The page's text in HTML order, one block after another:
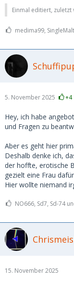
Einmal editiert, zuletzt
medima99,
5. November 2025 +4
Hey, ich habe
und Fragen zu
Aber es geht hier
Deshalb denke ich,
der hoffte, erotische
gezielt eine Frau
Hier wollte niemand
NO666, Sd7, Sd-74
15. November 2025